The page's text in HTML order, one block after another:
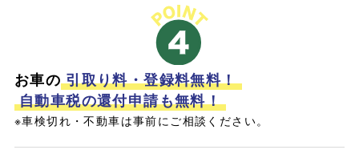
お車の 引取り料・登録料無料！
自動車税の還付申請も無料！
※車検切れ・不動車は事前にご相談ください。